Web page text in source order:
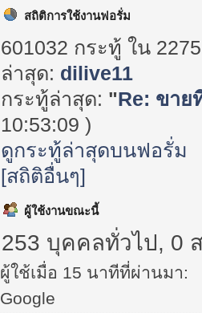
สถิติการใช้งานฟอรั่ม
601032 กระทู้ ใน
ล่าสุด: dilive11
กระทู้ล่าสุด: "Re: ขาย
10:53:09 )
ดูกระทู้ล่าสุดบนฟอรั่ม
[สถิติอื่นๆ]
ผู้ใช้งานขณะนี้
253 บุคคลทั่วไป, 0
ผู้ใช้เมื่อ 15 นาทีที่ผ่านมา:
Google